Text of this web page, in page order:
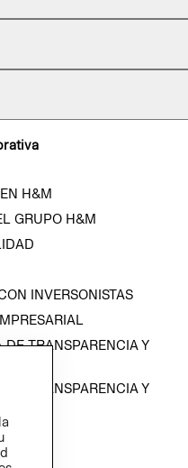
H&M
GRUPO H&M
INVERSONISTAS
DE TRANSPARENCIA Y
DE TRANSPARENCIA Y